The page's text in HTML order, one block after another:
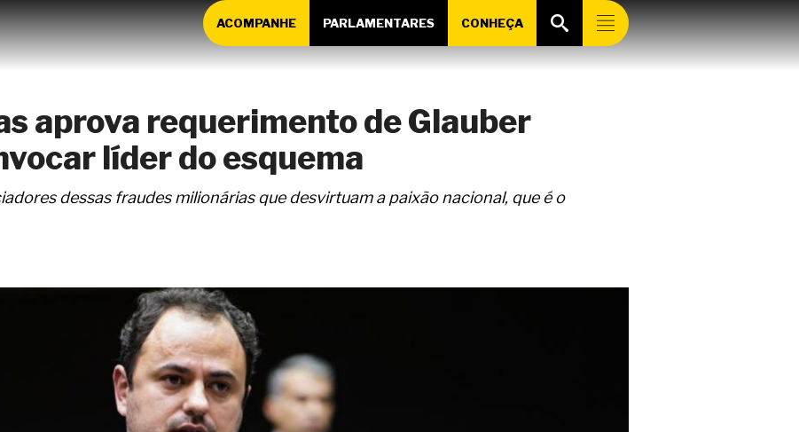
ACOMPANHE PARLAMENTARES CONHEÇA
aprova requerimento de Glauber
líder do esquema
dessas fraudes milionárias que desvirtuam a paixão nacional, que é o